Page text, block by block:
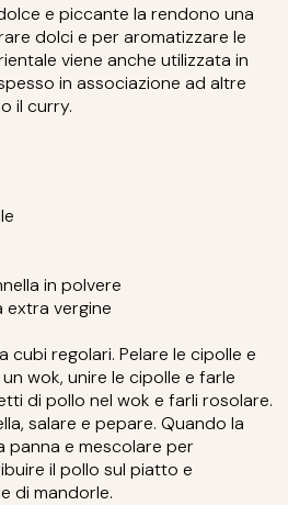
e piccante la rendono una
dolci e per aromatizzare le
viene anche utilizzata in
in associazione ad altre
il curry.
in polvere
extra vergine
cubi regolari. Pelare le cipolle e
wok, unire le cipolle e farle
di pollo nel wok e farli rosolare.
salare e pepare. Quando la
panna e mescolare per
il pollo sul piatto e
di mandorle.